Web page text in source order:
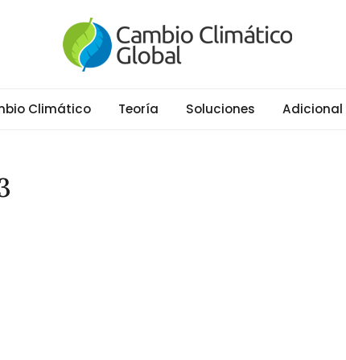
Climático Teoría Soluciones Adicional